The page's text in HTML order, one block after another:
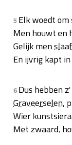
5 Elk woedt
Men houwt en
Gelijk men
En ijvrig kapt
6Dus hebben
Graveerselen,
Wier
Met zwaard,